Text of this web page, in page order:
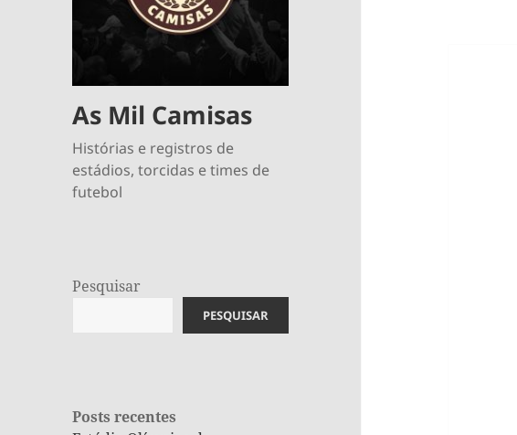
As Mil Camisas
Histórias e registros de
estádios, torcidas e times de
futebol
Pesquisar
PESQUISAR
Posts recentes